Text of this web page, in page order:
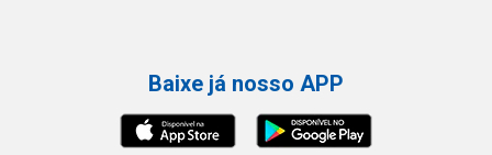
Baixe já nosso APP